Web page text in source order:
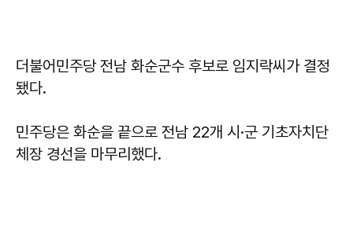
더불어민주당 전남 화순군수 후보로 임지락씨 가 결정
됐다.
민주당은 화순을 끝으로 전남 22개 시·군 기초자치단
체장 경선을 마무리했다.